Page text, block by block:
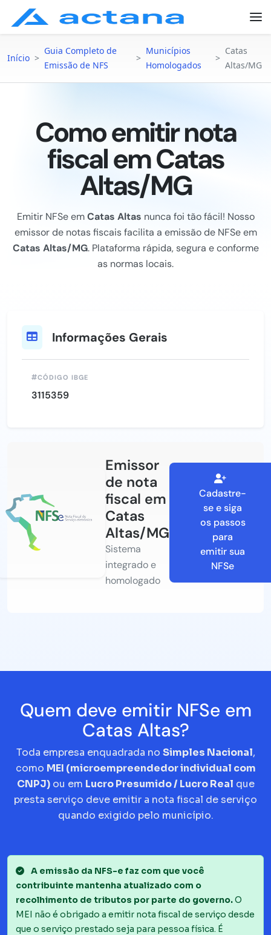
Início >
Guia Completo de
Emissão de NFS
>
Municípios
Homologados
>
Catas
Altas/MG
Como emitir nota
fiscal em Catas
Altas/MG
Emitir NFSe emCatas Altas nunca foi tão fácil! Nosso
emissor de notas fiscais facilita a emissão de NFSe em
Catas Altas/MG. Plataforma rápida, segura e conforme
as normas locais.
Informações Gerais
CÓDIGO IBGE
3115359
Emissor
de nota
fiscal em
Catas
Altas/MG
Sistema
integrado e
homologado
Cadastre-
se e siga
os passos
para
emitir sua
NFSe
Quem deve emitir NFSe em
Catas Altas?
Toda empresa enquadrada no Simples Nacional,
como MEI (microempreendedor individual com
CNPJ)ou em Lucro Presumido / Lucro Real que
presta serviço deve emitir a nota fiscal de serviço
quando exigido pelo município.
A emissão da NFS-e faz com que você
contribuinte mantenha atualizado com o
recolhimento de tributos por parte do governo.O
MEI não é obrigado a emitir nota fiscal de serviço desde
que o serviço prestado seja para pessoa física. É